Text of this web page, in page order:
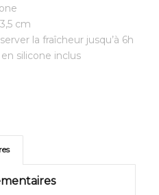
cm
la fraîcheur jusqu’à 6h
silicone inclus